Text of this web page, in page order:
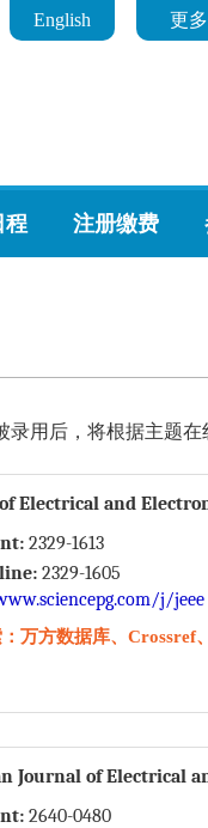
更
English
程 注册缴费
用后，将根据主题在
Electrical and
2329-1613
2329-1605
j/jeee
万方数据库、Crossref
Journal of Electrical
2640-0480